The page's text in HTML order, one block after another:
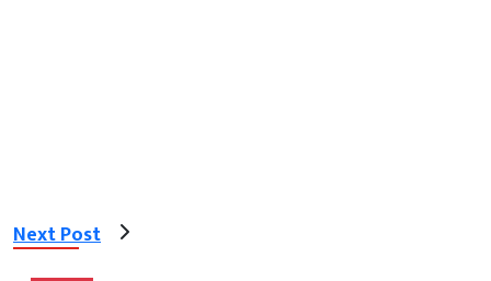
Next Post